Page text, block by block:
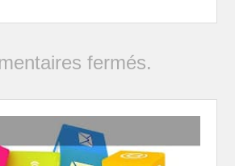
fermés.